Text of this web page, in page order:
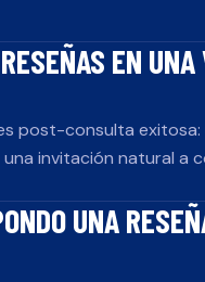
EN
post-consulta
invitación natural a
UNA